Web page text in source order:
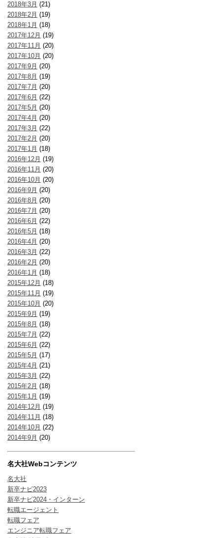
2018年3月 (21)
2018年2月 (19)
2018年1月 (18)
2017年12月 (19)
2017年11月 (20)
2017年10月 (20)
2017年9月 (20)
2017年8月 (19)
2017年7月 (20)
2017年6月 (22)
2017年5月 (20)
2017年4月 (20)
2017年3月 (22)
2017年2月 (20)
2017年1月 (18)
2016年12月 (19)
2016年11月 (20)
2016年10月 (20)
2016年9月 (20)
2016年8月 (20)
2016年7月 (20)
2016年6月 (22)
2016年5月 (18)
2016年4月 (20)
2016年3月 (22)
2016年2月 (20)
2016年1月 (18)
2015年12月 (18)
2015年11月 (19)
2015年10月 (20)
2015年9月 (19)
2015年8月 (18)
2015年7月 (22)
2015年6月 (22)
2015年5月 (17)
2015年4月 (21)
2015年3月 (22)
2015年2月 (18)
2015年1月 (19)
2014年12月 (19)
2014年11月 (18)
2014年10月 (22)
2014年9月 (20)
名大社Webコンテンツ
名大社
新卒ナビ2023
新卒ナビ2024・インターン
転職エージェント
転職フェア
エンジニア転職フェア